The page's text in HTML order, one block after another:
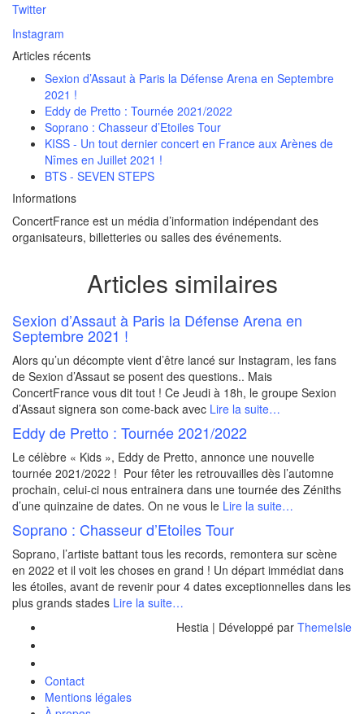
Twitter
Instagram
Articles récents
Sexion d’Assaut à Paris la Défense Arena en Septembre
2021 !
Eddy de Pretto : Tournée 2021/2022
Soprano : Chasseur d’Etoiles Tour
KISS - Un tout dernier concert en France aux Arènes de
Nîmes en Juillet 2021 !
BTS - SEVEN STEPS
Informations
ConcertFrance est un média d’information indépendant des
organisateurs, billetteries ou salles des événements.
Articles similaires
Sexion d’Assaut à Paris la Défense Arena en
Septembre 2021 !
Alors qu’un décompte vient d’être lancé sur Instagram, les fans
de Sexion d’Assaut se posent des questions.. Mais
ConcertFrance vous dit tout ! Ce Jeudi à 18h, le groupe Sexion
d’Assaut signera son come-back avec Lire la suite…
Eddy de Pretto : Tournée 2021/2022
Le célèbre « Kids », Eddy de Pretto, annonce une nouvelle
tournée 2021/2022 ! Pour fêter les retrouvailles dès l’automne
prochain, celui-ci nous entrainera dans une tournée des Zéniths
d’une quinzaine de dates. On ne vous le Lire la suite…
Soprano : Chasseur d’Etoiles Tour
Soprano, l’artiste battant tous les records, remontera sur scène
en 2022 et il voit les choses en grand ! Un départ immédiat dans
les étoiles, avant de revenir pour 4 dates exceptionnelles dans les
plus grands stades Lire la suite…
Contact
Mentions légales
Hestia | Développé par ThemeIsle